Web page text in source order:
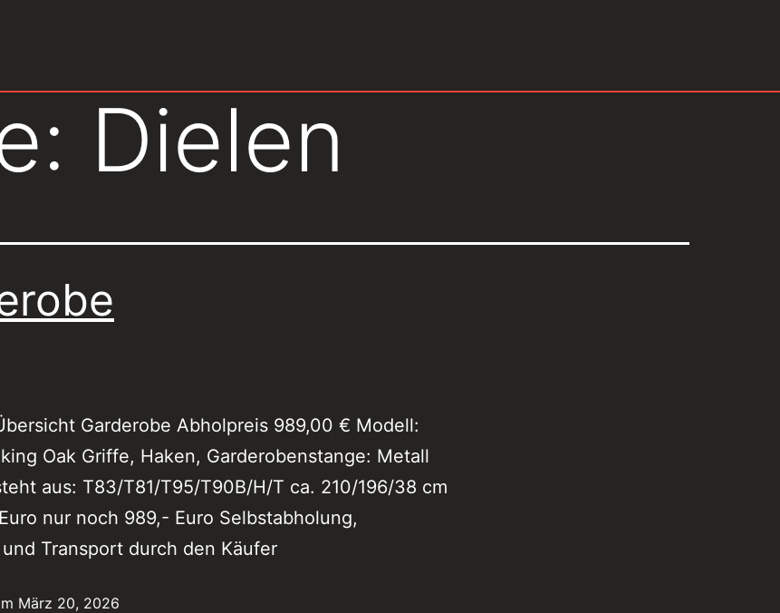
Dielen
Garderobe Abholpreis 989,00 € Modell:
Oak Griffe, Haken, Garderobenstange: Metall
aus: T83/T81/T95/T90B/H/T ca. 210/196/38 cm
nur noch 989,- Euro Selbstabholung,
Transport durch den Käufer
März 20, 2026